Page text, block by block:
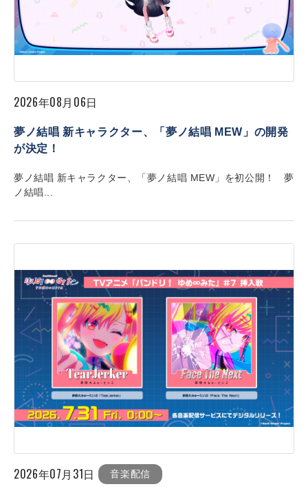
2026年08月06日
夢ノ結唱 新キャラクター、「夢ノ結唱 MEW」の開発
が決定！
夢ノ結唱 新キャラクター、「夢ノ結唱 MEW」を初公開！ 夢
ノ結唱...
2026年07月31日 音楽配信